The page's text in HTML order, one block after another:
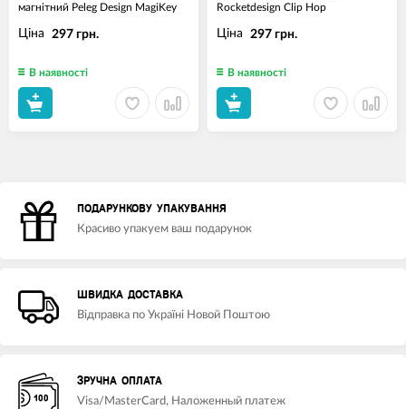
магнітний Peleg Design MagiKey
Ціна 297 грн.
В наявності
Rocketdesign Clip Hop
Ціна 297 грн.
В наявності
ПОДАРУНКОВУ УПАКУВАННЯ
Красиво упакуем ваш подарунок
ШВИДКА ДОСТАВКА
Відправка по Україні Новой Поштою
ЗРУЧНА ОПЛАТА
Visa/MasterCard, Наложенный платеж